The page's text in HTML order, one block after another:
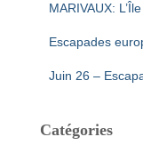
MARIVAUX:
Escapades
Juin 26 –
Catégories